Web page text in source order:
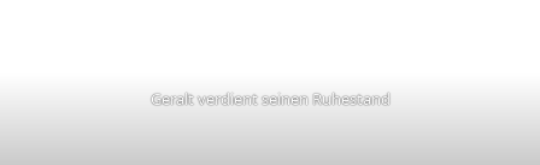
Geralt verdient seinen Ruhestand